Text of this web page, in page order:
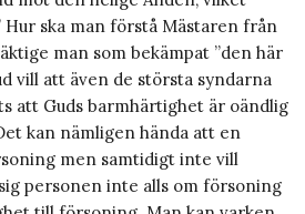
Hur ska man förstå Mästaren från
man som bekämpat ”den här
vill att även de största syndarna
att Guds barmhärtighet är oändlig
kan nämligen hända att en
men samtidigt inte vill
personen inte alls om försoning